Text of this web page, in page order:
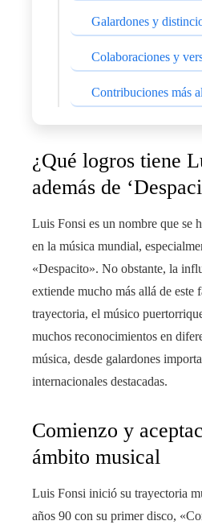
Galardones y
Colaboraciones y
Contribuciones más
¿Qué logros tiene
además de
Luis Fonsi es un nombre que se
en la música mundial,
«Despacito». No obstante, la
extiende mucho más allá de este
trayectoria, el músico
muchos reconocimientos en
música, desde galardones
internacionales destacadas.
Comienzo y
ámbito musical
Luis Fonsi inició su trayectoria
años 90 con su primer disco,